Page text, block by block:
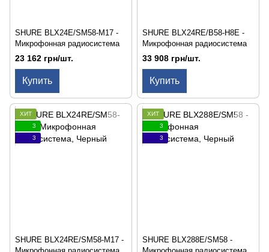
SHURE BLX24E/SM58-M17 -
Микрофонная радиосистема
23 162 грн/шт.
Купить
SHURE BLX24RE/B58-H8E -
Микрофонная радиосистема
33 908 грн/шт.
Купить
ХИТ
3
3
SHURE BLX24RE/SM58-M17 -
ХИТ
3
3
SHURE BLX288E/SM58 -